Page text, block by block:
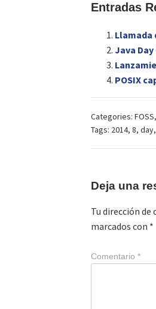
Entradas
Llamada
Java
POSIX
Categories: FOSS,
Tags: 2014, 8, day,
Deja una
Tu dirección
marcados con *
Comentario *